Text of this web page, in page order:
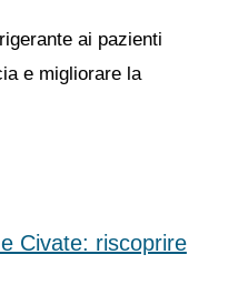
ai pazienti
e migliorare la
Civate: riscoprire